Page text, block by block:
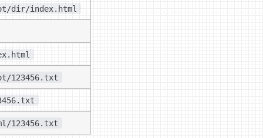
dir/index.html
123456.txt
123456.txt